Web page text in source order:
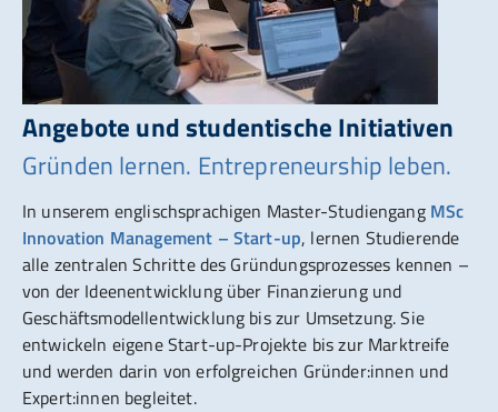
Angebote und studentische Initiativen
Gründen lernen. Entrepreneurship leben.
In unserem englischsprachigen Master-Studiengang MSc
Innovation Management – Start-up, lernen Studierende
alle zentralen Schritte des Gründungsprozesses kennen –
von der Ideenentwicklung über Finanzierung und
Geschäftsmodellentwicklung bis zur Umsetzung. Sie
entwickeln eigene Start-up-Projekte bis zur Marktreife
und werden darin von erfolgreichen Gründer:innen und
Expert:innen begleitet.